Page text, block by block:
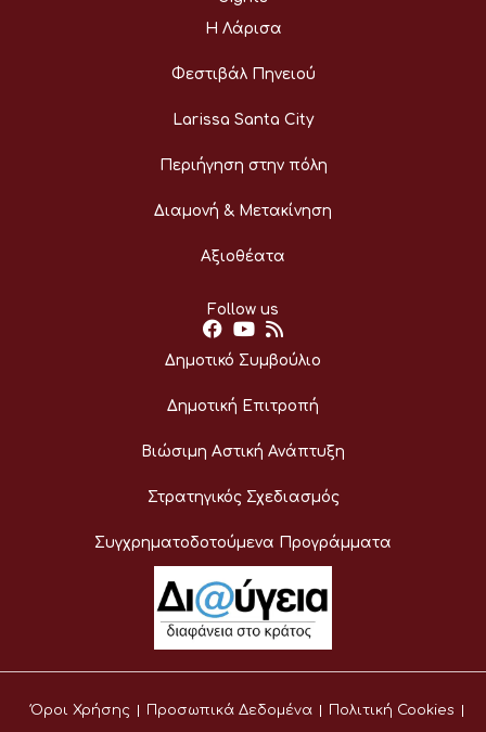
Η Λάρισα
Φεστιβάλ Πηνειού
Larissa Santa City
Περιήγηση στην πόλη
Διαμονή & Μετακίνηση
Αξιοθέατα
Follow us
Δημοτικό Συμβούλιο
Δημοτική Επιτροπή
Βιώσιμη Αστική Ανάπτυξη
Στρατηγικός Σχεδιασμός
Συγχρηματοδοτούμενα Προγράμματα
Όροι Χρήσης Προσωπικά Δεδομένα Πολιτική Cookies